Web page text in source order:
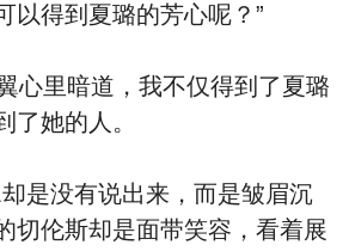
以得到夏璐的芳心呢？”
暗道，我不仅得到了夏璐
了她的人。
没有说出来，而是皱眉沉
切伦斯却是面带笑容，看着展